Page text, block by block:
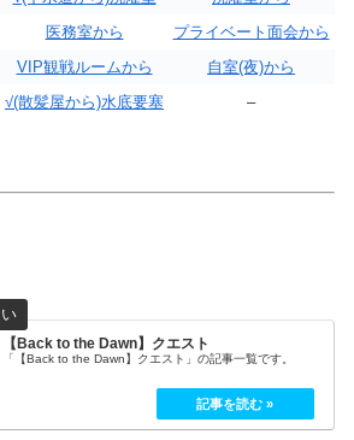
医務室から
プライベート面会から
VIP観戦ルームから
自室(夜)から
√(散髪屋から)水底要塞 –
【Back to the Dawn】クエスト
「【Back to the Dawn】クエスト」の記事一覧です。